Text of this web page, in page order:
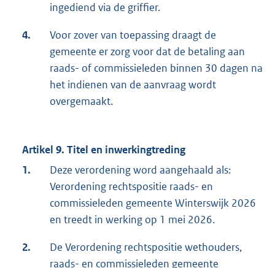
ingediend via de griffier.
4.
Voor zover van toepassing draagt de
gemeente er zorg voor dat de betaling aan
raads- of commissieleden binnen 30 dagen na
het indienen van de aanvraag wordt
overgemaakt.
Artikel 9. Titel en inwerkingtreding
1.
Deze verordening word aangehaald als:
Verordening rechtspositie raads- en
commissieleden gemeente Winterswijk 2026
en treedt in werking op 1 mei 2026.
2.
De Verordening rechtspositie wethouders,
raads- en commissieleden gemeente